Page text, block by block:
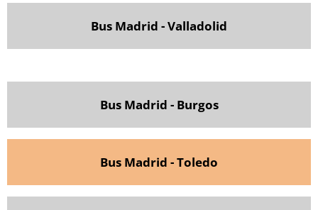
Bus Madrid - Valladolid
Bus Madrid - Burgos
Bus Madrid - Toledo